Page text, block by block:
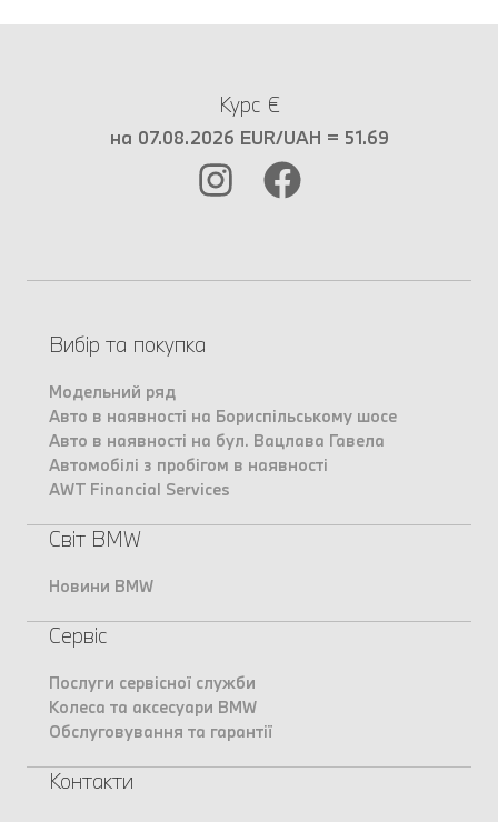
Курс €
на 07.08.2026 EUR/UAH = 51.69
Вибір та покупка
Модельний ряд
Авто в наявності на Бориспільському шосе
Авто в наявності на бул. Вацлава Гавела
Автомобілі з пробігом в наявності
AWT Financial Services
Світ BMW
Новини BMW
Сервіс
Послуги сервісної служби
Колеса та аксесуари BMW
Обслуговування та гарантії
Контакти